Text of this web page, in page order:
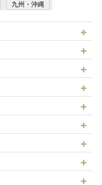
九州・沖縄